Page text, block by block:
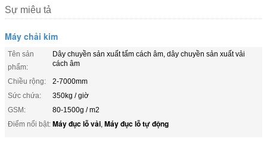
Sự miêu tả
Máy chải kim
Tên sản
phẩm:
Dây chuyền sản xuất tấm cách âm, dây chuyền sản xuất vải
cách âm
Chiều rộng:
2-7000mm
Sức chứa:
350kg / giờ
GSM:
80-1500g / m2
Điểm nổi bật: Máy đục lỗ vải, Máy đục lỗ tự động